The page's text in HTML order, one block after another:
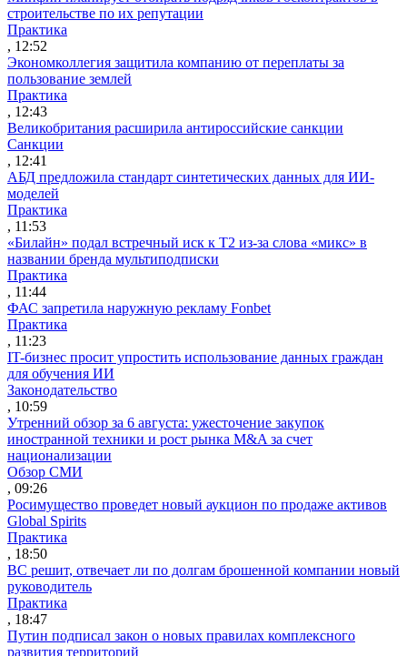
строительстве по их репутации
Практика
, 12:52
Экономколлегия защитила компанию от переплаты за
пользование землей
Практика
, 12:43
Великобритания расширила антироссийские санкции
Санкции
, 12:41
АБД предложила стандарт синтетических данных для ИИ-
моделей
Практика
, 11:53
«Билайн» подал встречный иск к Т2 из-за слова «микс» в
названии бренда мультиподписки
Практика
, 11:44
ФАС запретила наружную рекламу Fonbet
Практика
, 11:23
IT-бизнес просит упростить использование данных граждан
для обучения ИИ
Законодательство
, 10:59
Утренний обзор за 6 августа: ужесточение закупок
иностранной техники и рост рынка M&A за счет
национализации
Обзор СМИ
, 09:26
Росимущество проведет новый аукцион по продаже активов
Global Spirits
Практика
, 18:50
ВС решит, отвечает ли по долгам брошенной компании новый
руководитель
Практика
, 18:47
Путин подписал закон о новых правилах комплексного
развития территорий